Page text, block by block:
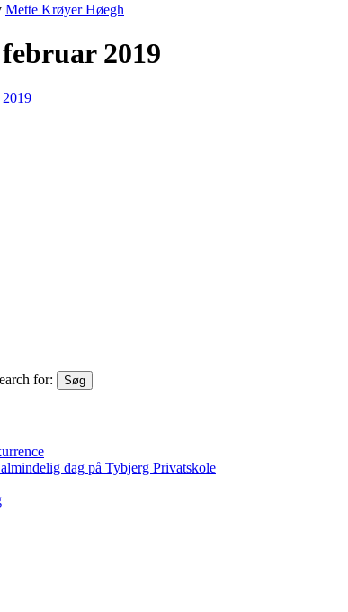
Mette Krøyer Høegh
2019
for:
Søg
dag på Tybjerg Privatskole